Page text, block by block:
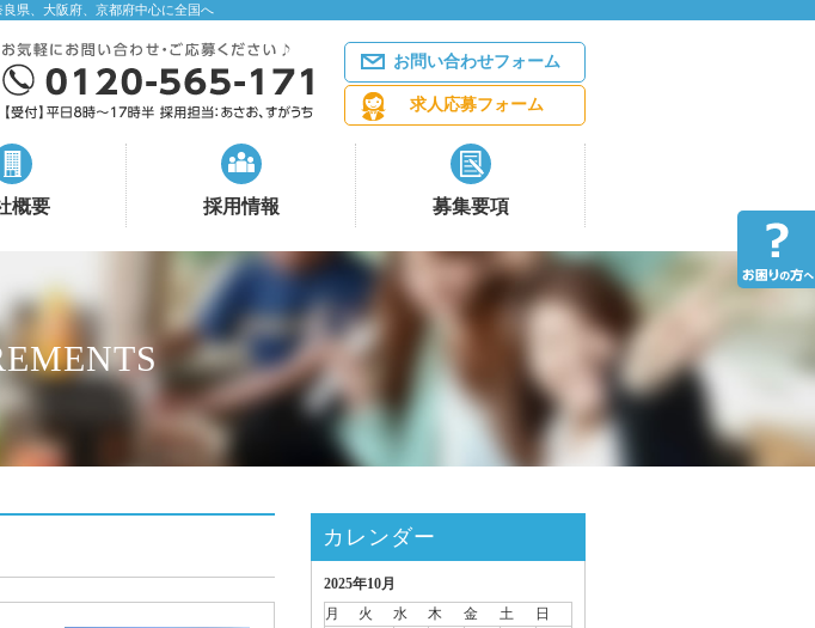
県、大阪府、京都府中心に全国へ
お問い合わせフォーム
求人応募フォーム
概要 採用情報 募集要項
カレンダー
2025年10月
月
火 水 木 金 土
日